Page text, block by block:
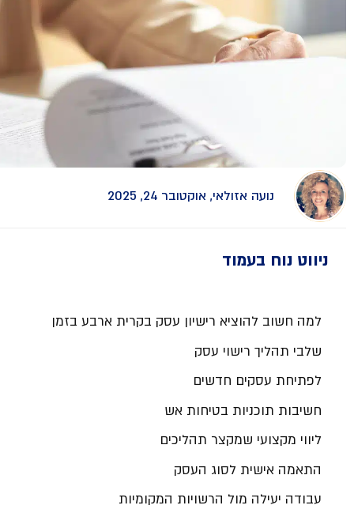
נועה אזולאי, אוקטובר 24, 2025
ניווט נוח בעמוד
למה חשוב להוציא רישיון עסק בקרית ארבע בזמן
שלבי תהליך רישוי עסק
לפתיחת עסקים חדשים
חשיבות תוכניות בטיחות אש
ליווי מקצועי שמקצר תהליכים
התאמה אישית לסוג העסק
עבודה יעילה מול הרשויות המקומיות